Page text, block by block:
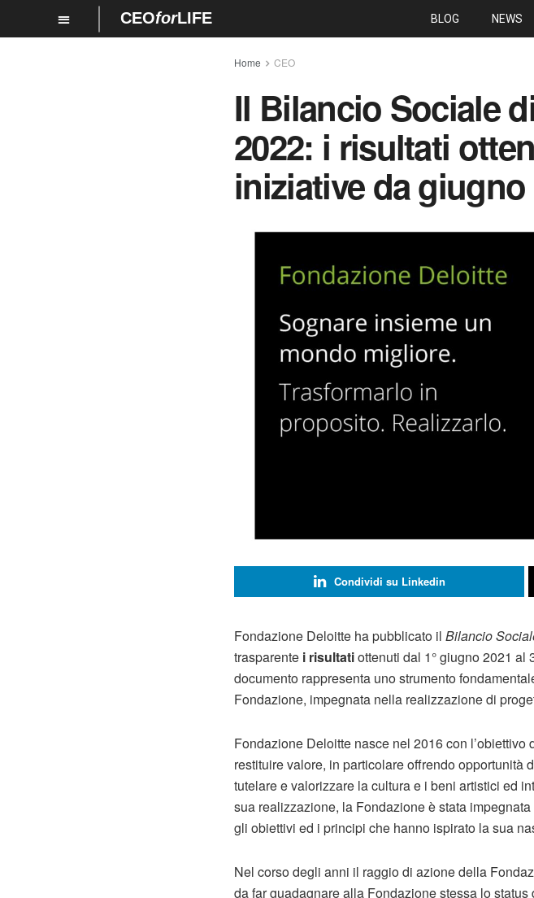
CEOforLIFE BLOG NEWS
Home CEO
Il Bilancio Sociale
2022: i risultati
iniziative da giugno
Condividi su Linkedin
Fondazione Deloitte ha pubblicato il Bilancio
trasparente i risultatiottenuti dal 1° giugno 2021 al
documento rappresenta uno strumento
Fondazione, impegnata nella realizzazione di
Fondazione Deloitte nasce nel 2016 con
restituire valore, in particolare offrendo opportunità
tutelare e valorizzare la cultura e i beni artistici ed
sua realizzazione, la Fondazione è stata
gli obiettivi ed i principi che hanno ispirato la sua
Nel corso degli anni il raggio di azione della
da far guadagnare alla Fondazione stessa lo